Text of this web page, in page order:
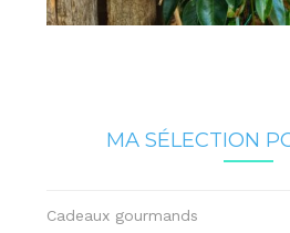
MA SÉLECTION
Cadeaux gourmands